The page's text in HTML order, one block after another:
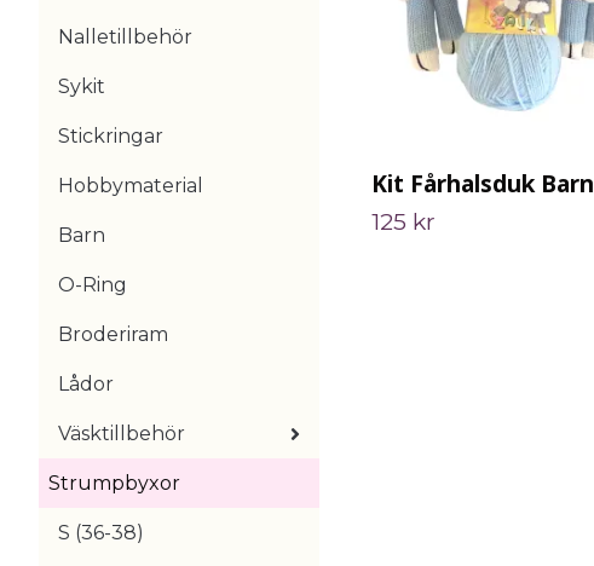
Nalletillbehör
Sykit
Stickringar
Hobbymaterial
Barn
O-Ring
Broderiram
Lådor
Väsktillbehör
Strumpbyxor
S (36-38)
Kit Fårhalsduk Barn
125 kr